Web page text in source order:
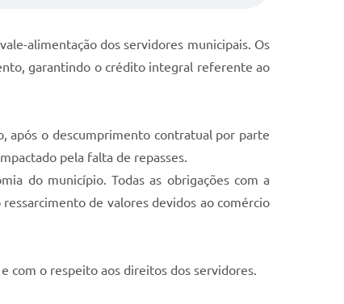
alimentação dos servidores municipais. Os
garantindo o crédito integral referente ao
após o descumprimento contratual por parte
pela falta de repasses.
do município. Todas as obrigações com a
de valores devidos ao comércio
com o respeito aos direitos dos servidores.